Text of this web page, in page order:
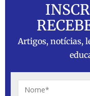
Artigos, notícias,